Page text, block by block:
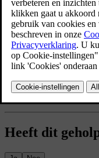
Druk op het
Instellingen.
Ga naarBediening→
Schakel de
de verlichting uitschakelt.
Heeft dit